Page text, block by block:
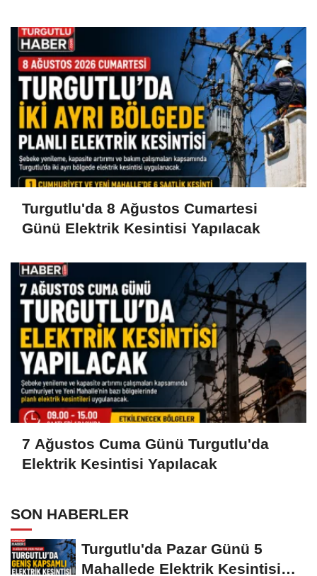
Turgutlu'da 8 Ağustos Cumartesi
Günü Elektrik Kesintisi Yapılacak
7 Ağustos Cuma Günü Turgutlu'da
Elektrik Kesintisi Yapılacak
SON HABERLER
Turgutlu'da Pazar Günü 5
Mahallede Elektrik Kesintisi